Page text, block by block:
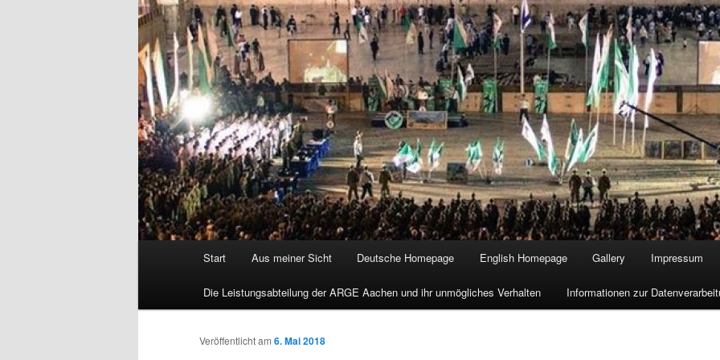
Start Aus meiner Sicht Deutsche Homepage English Homepage Gallery Impressum
Die Leistungsabteilung der ARGE Aachen und ihr unmögliches Verhalten Informationen zur
Veröffentlicht am 6. Mai 2018